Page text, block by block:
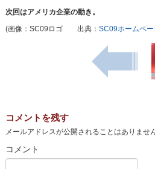
次回はアメリカ企業の動き。
(画像：SC09ロゴ 出典： SC09ホームペー
コメントを残す
メールアドレスが公開されることはありません
コメント